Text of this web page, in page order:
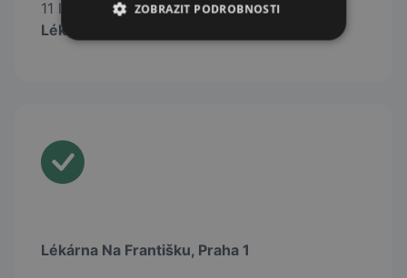
11 lékáren lékáren sítě
Lékárenský Holding
Lékárna Na Františku, Praha 1
ZOBRAZIT PODROBNOSTI